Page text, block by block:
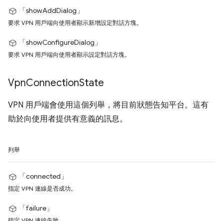
「showAddDialog」
要求 VPN 用戶端向使用者顯示新增設定對話方塊。
「showConfigureDialog」
要求 VPN 用戶端向使用者顯示設定對話方塊。
VpnConnectionState
VPN 用戶端會使用這個列舉，將目前狀態告知平台。這有
助於向使用者提供有意義的訊息。
列舉
「connected」
指定 VPN 連線是否成功。
「failure」